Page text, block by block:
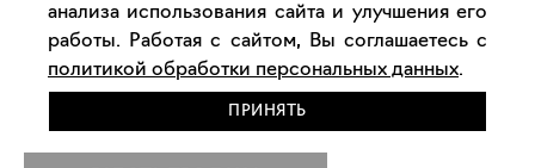
анализа использования сайта и улучшения его
работы. Работая с сайтом, Вы соглашаетесь с
политикой обработки персональных данных.
ПРИНЯТЬ